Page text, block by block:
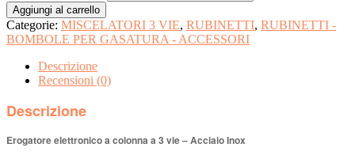
Aggiungi al carrello
Categorie: MISCELATORI 3 VIE, RUBINETTI, RUBINETTI -
BOMBOLE PER GASATURA - ACCESSORI
Descrizione
Recensioni (0)
Descrizione
Erogatore elettronico a colonna a 3 vie – Acciaio Inox